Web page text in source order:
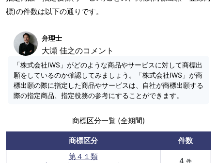
標)の件数は以下の通りです。
弁理士
大瀬 佳之のコメント
「株式会社IWS」がどのような商品やサービスに対して商標出
願をしているのか確認してみましょう。「株式会社IWS」が商
標出願の際に指定した商品やサービスは、自社が商標出願する
際の指定商品、指定役務の参考にすることができます。
商標区分一覧 (全期間)
商標区分
件数
第４１類
4 件